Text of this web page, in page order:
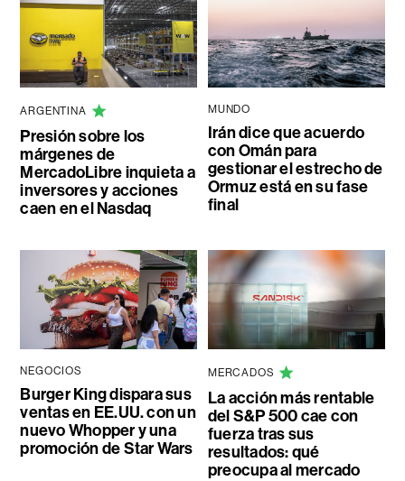
ARGENTINA
Presión sobre los
márgenes de
MercadoLibre inquieta a
inversores y acciones
caen en el Nasdaq
MUNDO
Irán dice que acuerdo
con Omán para
gestionar el estrecho de
Ormuz está en su fase
final
NEGOCIOS
Burger King dispara sus
ventas en EE.UU. con un
nuevo Whopper y una
promoción de Star Wars
MERCADOS
La acción más rentable
del S&P 500 cae con
fuerza tras sus
resultados: qué
preocupa al mercado